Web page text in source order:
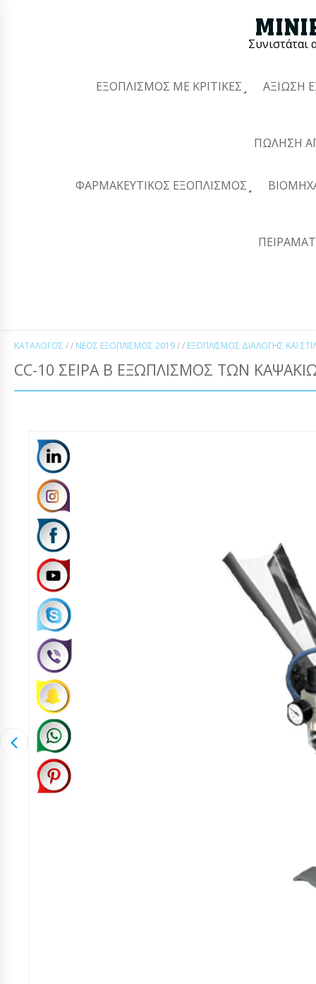
Συνιστάται
ΕΞΟΠΛΙΣΜΌΣ ΜΕ ΚΡΙΤΙΚΈΣ ΑΞΊΩΣΗ
ΠΏΛΗΣΗ
ΦΑΡΜΑΚΕΥΤΙΚΌΣ ΕΞΟΠΛΙΣΜΌΣ
ΚΑΤΆΛΟΓΟΣ / / ΝΈΟΣ ΕΞΟΠΛΙΣΜΌΣ 2019/ / ΕΞΟΠΛΙΣΜΌΣ ΔΙΑΛΟΓΉΣ ΚΑΙ
CC-10 ΣΕΙΡΆ Β ΕΞΩΠΛΙΣΜΌΣ ΤΩΝ